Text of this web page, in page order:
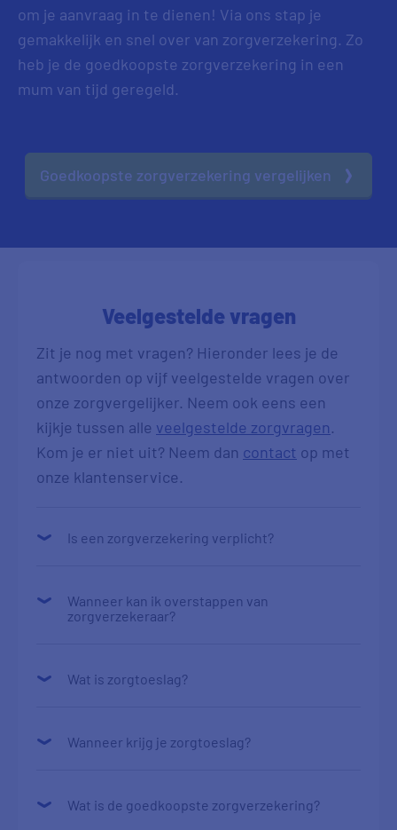
om je aanvraag in te dienen! Via ons stap je
gemakkelijk en snel over van zorgverzekering. Zo
heb je de goedkoopste zorgverzekering in een
mum van tijd geregeld.
Goedkoopste zorgverzekering vergelijken
Veelgestelde vragen
Zit je nog met vragen? Hieronder lees je de
antwoorden op vijf veelgestelde vragen over
onze zorgvergelijker. Neem ook eens een
kijkje tussen alle veelgestelde zorgvragen.
Kom je er niet uit? Neem dan contact op met
onze klantenservice.
Is een zorgverzekering verplicht?
Wanneer kan ik overstappen van
zorgverzekeraar?
Wat is zorgtoeslag?
Wanneer krijg je zorgtoeslag?
Wat is de goedkoopste zorgverzekering?